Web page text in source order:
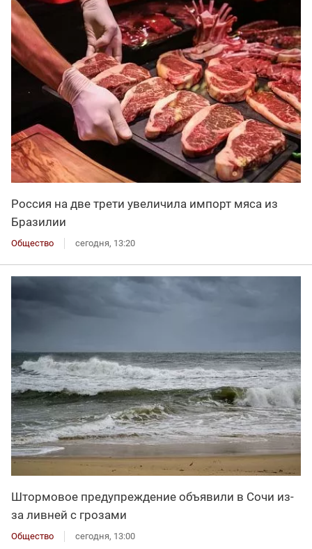
Россия на две трети увеличила импорт мяса из
Бразилии
Общество сегодня, 13:20
Штормовое предупреждение объявили в Сочи из-
за ливней с грозами
Общество сегодня, 13:00